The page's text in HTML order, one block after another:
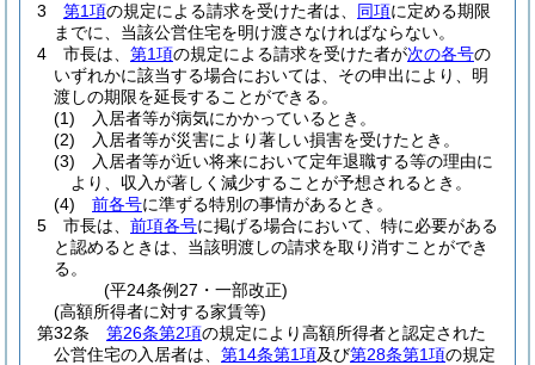
3
第1項の規定による請求を受けた者は、 同項に定める期限
までに、当該公営住宅を明け渡さなければならない。
4
市長は、 第1項の規定による請求を受けた者が次の各号の
いずれかに該当する場合においては、その申出により、明
渡しの期限を延長することができる。
(1)
入居者等が病気にかかっているとき。
(2)
入居者等が災害により著しい損害を受けたとき。
(3)
入居者等が近い将来において定年退職する等の理由に
より、収入が著しく減少することが予想されるとき。
(4)
前各号に準ずる特別の事情があるとき。
5
市長は、 前項各号に掲げる場合において、特に必要がある
と認めるときは、当該明渡しの請求を取り消すことができ
る。
(平24条例27・一部改正)
(高額所得者に対する家賃等)
第32条
第26条第2項の規定により高額所得者と認定された
公営住宅の入居者は、 第14条第1項及び第28条第1項の規定